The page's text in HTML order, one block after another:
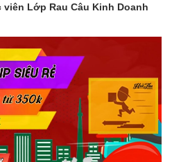
Lớp Rau Câu Kinh Doanh